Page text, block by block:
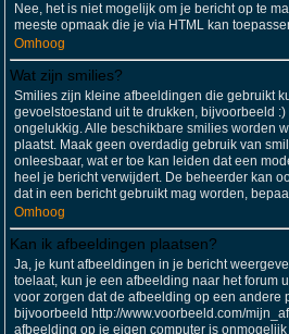
Nee, het is niet mogelijk om je bericht op te
meeste opmaak die je via HTML kan
Omhoog
Wat zijn smilies?
Smilies zijn kleine afbeeldingen die gebruikt
gevoelstoestand uit te drukken, bijvoorbeeld
ongelukkig. Alle beschikbare smilies worden
plaatst. Maak geen overdadig gebruik van
onleesbaar, wat er toe kan leiden dat een
heel je bericht verwijdert. De beheerder kan
dat in een bericht gebruikt mag worden,
Omhoog
Kan ik afbeeldingen plaatsen?
Ja, je kunt afbeeldingen in je bericht
toelaat, kun je een afbeelding naar het forum
voor zorgen dat de afbeelding op een andere
bijvoorbeeld http://www.voorbeeld.com/
afbeelding op je eigen computer is